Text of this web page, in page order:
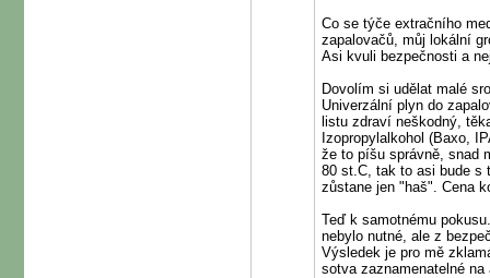
Co se týče extračního
zapalovačů, můj lokální
Asi kvuli bezpečnosti a
Dovolím si udělat malé
Univerzální plyn do
listu zdraví neškodný,
Izopropylalkohol (Baxo,
že to píšu správně, snad
80 st.C, tak to asi bude s
zůstane jen "haš". Cena
Teď k samotnému
nebylo nutné, ale z
Výsledek je pro mě
sotva zaznamenatelné